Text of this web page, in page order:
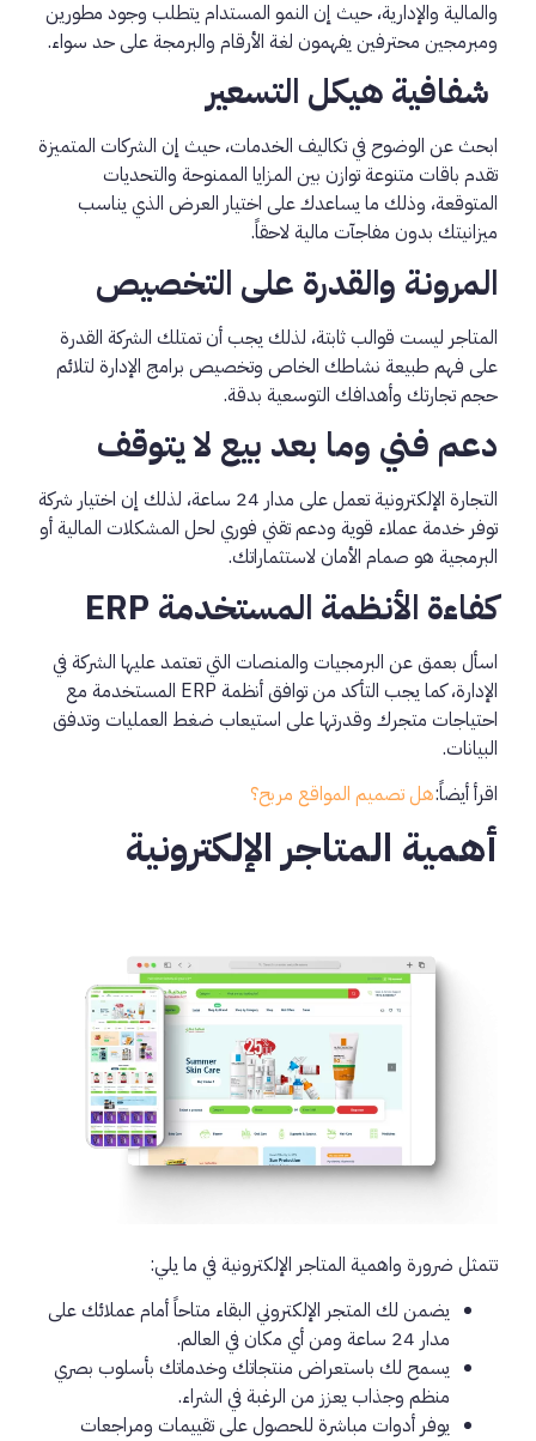
والمالية والإدارية، حيث إن النمو المستدام يتطلب وجود مطورين
ومبرمجين محترفين يفهمون لغة الأرقام والبرمجة على حد سواء.
شفافية هيكل التسعير
ابحث عن الوضوح في تكاليف الخدمات، حيث إن الشركات المتميزة
تقدم باقات متنوعة توازن بين المزايا الممنوحة والتحديات
المتوقعة، وذلك ما يساعدك على اختيار العرض الذي يناسب
ميزانيتك بدون مفاجآت مالية لاحقاً.
المرونة والقدرة على التخصيص
المتاجر ليست قوالب ثابتة، لذلك يجب أن تمتلك الشركة القدرة
على فهم طبيعة نشاطك الخاص وتخصيص برامج الإدارة لتلائم
حجم تجارتك وأهدافك التوسعية بدقة.
دعم فني وما بعد بيع لا يتوقف
التجارة الإلكترونية تعمل على مدار 24 ساعة، لذلك إن اختيار شركة
توفر خدمة عملاء قوية ودعم تقني فوري لحل المشكلات المالية أو
البرمجية هو صمام الأمان لاستثماراتك.
كفاءة الأنظمة المستخدمة ERP
اسأل بعمق عن البرمجيات والمنصات التي تعتمد عليها الشركة في
الإدارة، كما يجب التأكد من توافق أنظمة ERP المستخدمة مع
احتياجات متجرك وقدرتها على استيعاب ضغط العمليات وتدفق
البيانات.
اقرأ أيضاً:هل تصميم المواقع مربح؟
أهمية المتاجر الإلكترونية
تتمثل ضرورة واهمية المتاجر الإلكترونية في ما يلي:
يضمن لك المتجر الإلكتروني البقاء متاحاً أمام عملائك على
مدار 24 ساعة ومن أي مكان في العالم.
يسمح لك باستعراض منتجاتك وخدماتك بأسلوب بصري
منظم وجذاب يعزز من الرغبة في الشراء.
يوفر أدوات مباشرة للحصول على تقييمات ومراجعات